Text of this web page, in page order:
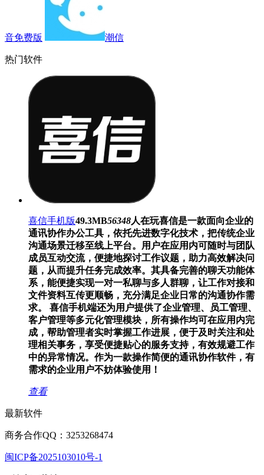
音免费版 潮信
热门软件
喜信手机版49.3MB56348人在玩喜信是一款面向企业的
通讯协作办公工具，依托先进数字化技术，把传统企业
沟通场景迁移至线上平台。用户在应用内可随时与团队
成员互动交流，便捷地探讨工作议题，助力高效解决问
题，从而提升任务完成效率。其具备完善的聊天功能体
系，能便捷实现一对一私聊与多人群聊，让工作对接和
文件资料互传更顺畅，充分满足企业日常的沟通协作需
求。 喜信手机端还为用户提供了企业管理、员工管理、
客户管理等多元化管理模块，所有操作均可在应用内完
成，帮助管理者实时掌握工作进展，便于及时关注和处
理相关事务，享受便捷贴心的服务支持，有效规避工作
中的异常情况。作为一款操作简便的通讯协作软件，有
需求的企业用户不妨体验使用！
查看
最新软件
商务合作QQ：3253268474
闽ICP备2025103010号-1